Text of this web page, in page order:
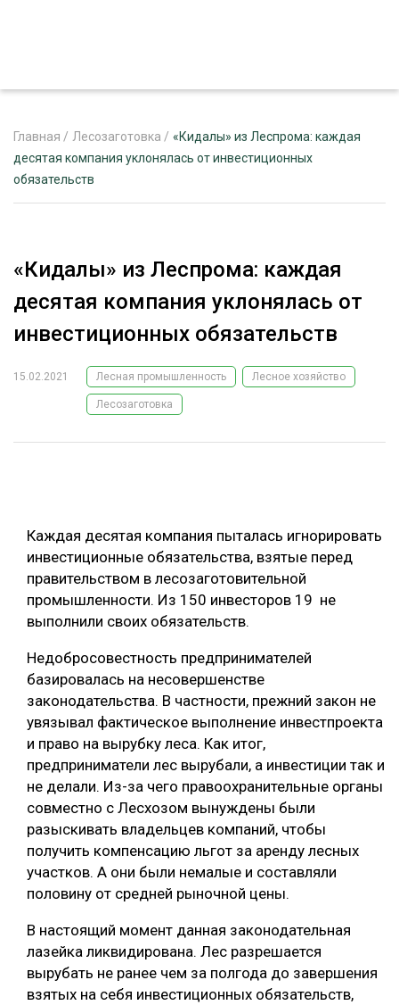
ЖУРНАЛ «ЛЕСНОЙ КОМПЛЕКС»
РЕКЛАМОДАТЕЛЯМ
ЛЕСОЗАГОТОВКА
ЛОГИСТИКА
ПРОИЗВОДСТВО ДРЕВЕСНЫХ ПЛИТ
ЦБП
КОМПЛЕКСНАЯ ПЕРЕРАБОТКА
ЛЕСОПИЛЕНИЕ
ДЕРЕВЯННОЕ ДОМОСТРОЕНИЕ
БЕЗОПАСНОЕ ПРОИЗВОДСТВО
СОРТИРОВКА ДРЕВЕСИНЫ
СУШКА ДРЕВЕСИНЫ
МЕБЕЛЬНОЕ ПРОИЗВОДСТВО
ЭКСПЕРТНОЕ МНЕНИЕ
Главная / Лесозаготовка / «Кидалы» из Леспрома: каждая
десятая компания уклонялась от инвестиционных
обязательств
«Кидалы» из Леспрома: каждая
десятая компания уклонялась от
инвестиционных обязательств
15.02.2021 Лесная промышленность Лесное хозяйство
Лесозаготовка
Каждая десятая компания пыталась игнорировать
инвестиционные обязательства, взятые перед
правительством в лесозаготовительной
промышленности. Из 150 инвесторов 19 не
выполнили своих обязательств.
Недобросовестность предпринимателей
базировалась на несовершенстве
законодательства. В частности, прежний закон не
увязывал фактическое выполнение инвестпроекта
и право на вырубку леса. Как итог,
предприниматели лес вырубали, а инвестиции так и
не делали. Из-за чего правоохранительные органы
совместно с Лесхозом вынуждены были
разыскивать владельцев компаний, чтобы
получить компенсацию льгот за аренду лесных
участков. А они были немалые и составляли
половину от средней рыночной цены.
В настоящий момент данная законодательная
лазейка ликвидирована. Лес разрешается
вырубать не ранее чем за полгода до завершения
взятых на себя инвестиционных обязательств,